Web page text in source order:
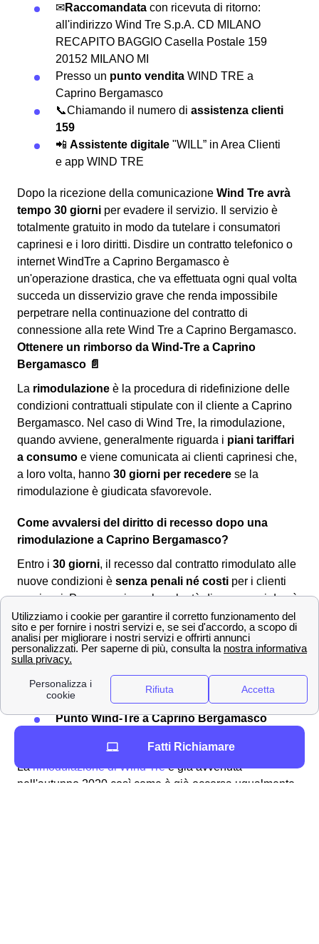
✉Raccomandata con ricevuta di ritorno:
all'indirizzo Wind Tre S.p.A. CD MILANO
RECAPITO BAGGIO Casella Postale 159
20152 MILANO MI
Presso un punto vendita WIND TRE a
Caprino Bergamasco
📞Chiamando il numero di assistenza clienti
159
📲 Assistente digitale "WILL” in Area Clienti
e app WIND TRE
Dopo la ricezione della comunicazione Wind Tre avrà
tempo 30 giorni per evadere il servizio. Il servizio è
totalmente gratuito in modo da tutelare i consumatori
caprinesi e i loro diritti. Disdire un contratto telefonico o
internet WindTre a Caprino Bergamasco è
un'operazione drastica, che va effettuata ogni qual volta
succeda un disservizio grave che renda impossibile
perpetrare nella continuazione del contratto di
connessione alla rete Wind Tre a Caprino Bergamasco.
Ottenere un rimborso da Wind-Tre a Caprino
Bergamasco 📄
La rimodulazione è la procedura di ridefinizione delle
condizioni contrattuali stipulate con il cliente a Caprino
Bergamasco. Nel caso di Wind Tre, la rimodulazione,
quando avviene, generalmente riguarda i piani tariffari
a consumo e viene comunicata ai clienti caprinesi che,
a loro volta, hanno 30 giorni per recedere se la
rimodulazione è giudicata sfavorevole.
Come avvalersi del diritto di recesso dopo una
rimodulazione a Caprino Bergamasco?
Entro i 30 giorni, il recesso dal contratto rimodulato alle
nuove condizioni è senza penali né costi per i clienti
caprinesi. Per comunicare la volontà di recesso si dovrà
utilizzare uno dei seguenti canali:
Servizio clienti Wind-Tre: contattabile al159
PEC all'indirizzo:[email protected]
Raccomandata A/R a:
Milano recapito Baggio, Casella Postale
159, 20152 Milano (MI)
Punto Wind-Tre a Caprino Bergamasco
Larimodulazione di Wind Treè già avvenuta
nell'autunno 2020 così come è già occorsa ugualmente
Fatti Richiamare